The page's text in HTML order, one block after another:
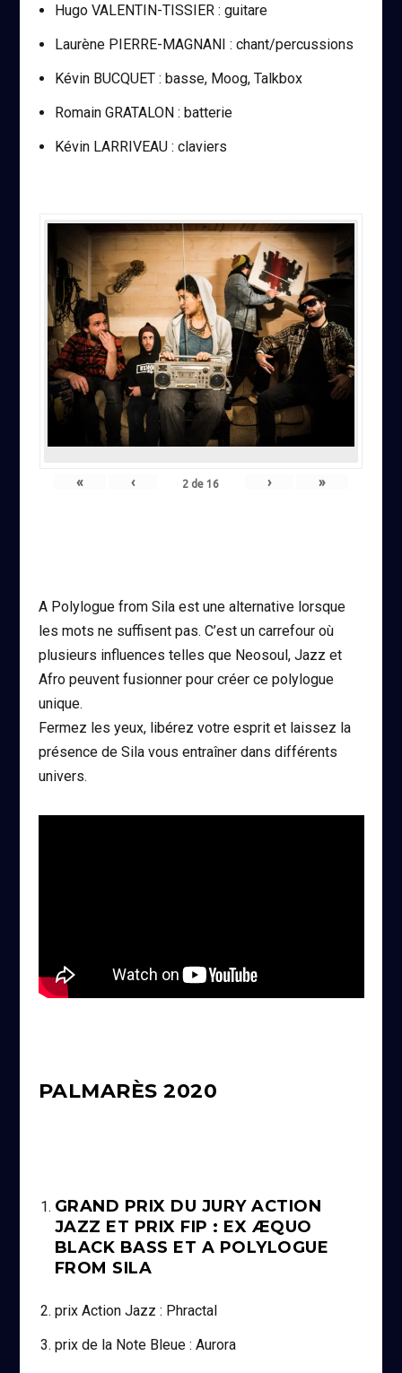
Hugo VALENTIN-TISSIER : guitare
Laurène PIERRE-MAGNANI : chant/percussions
Kévin BUCQUET : basse, Moog, Talkbox
Romain GRATALON : batterie
Kévin LARRIVEAU : claviers
« ‹ 2 de16 › »
A Polylogue from Sila est une alternative lorsque
les mots ne suffisent pas. C’est un carrefour où
plusieurs influences telles que Neosoul, Jazz et
Afro peuvent fusionner pour créer ce polylogue
unique.
Fermez les yeux, libérez votre esprit et laissez la
présence de Sila vous entraîner dans différents
univers.
PALMARÈS 2020
GRAND PRIX DU JURY ACTION
JAZZ ET PRIX FIP : EX ÆQUO
BLACK BASS ET A POLYLOGUE
FROM SILA
prix Action Jazz : Phractal
prix de la Note Bleue : Aurora